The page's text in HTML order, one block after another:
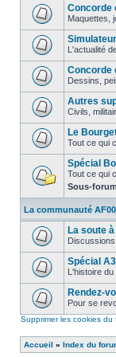
Concorde
Maquettes,
L'actualité
Concorde
Dessins,
Autres
Civils,
Le
Tout ce qui
Spécial
Tout ce qui
Sous-
La communauté
La soute
Spécial
L'histoire du
Rendez-
Pour se
Supprimer les cookies du
Accueil » Index du